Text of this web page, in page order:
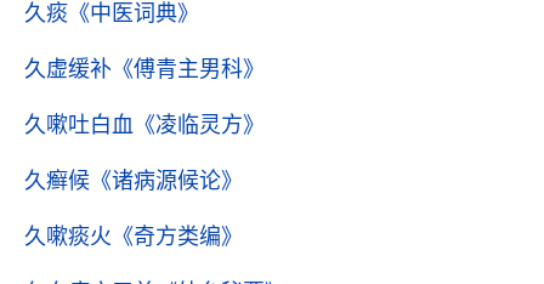
久痰 《中医词典》
久虚缓补 《傅青主男科》
久嗽吐白血 《凌临灵方》
久癣候 《诸病源候论》
久嗽痰火 《奇方类编》